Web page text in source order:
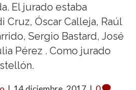
El jurado estaba
Cruz, Óscar Calleja, Raúl
Sergio Bastard, José
Pérez . Como jurado